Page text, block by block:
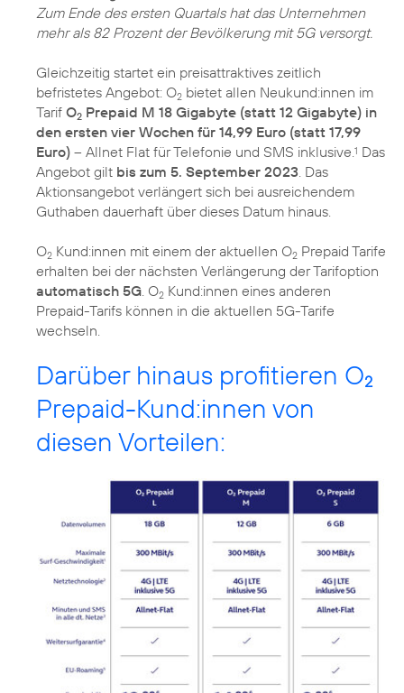
Zum Ende des ersten Quartals hat das Unternehmen
mehr als 82 Prozent der Bevölkerung mit 5G versorgt.
Gleichzeitig startet ein preisattraktives zeitlich
befristetes Angebot: O2 bietet allen Neukund:innen im
Tarif O2 Prepaid M 18 Gigabyte (statt 12 Gigabyte) in
den ersten vier Wochen für 14,99 Euro (statt 17,99
Euro) – Allnet Flat für Telefonie und SMS inklusive. 1 Das
Angebot gilt bis zum 5. September 2023 . Das
Aktionsangebot verlängert sich bei ausreichendem
Guthaben dauerhaft über dieses Datum hinaus.
O2 Kund:innen mit einem der aktuellen O2 Prepaid Tarife
erhalten bei der nächsten Verlängerung der Tarifoption
automatisch 5G . O2 Kund:innen eines anderen
Prepaid-Tarifs können in die aktuellen 5G-Tarife
wechseln.
Darüber hinaus profitieren O2
Prepaid-Kund:innen von
diesen Vorteilen: